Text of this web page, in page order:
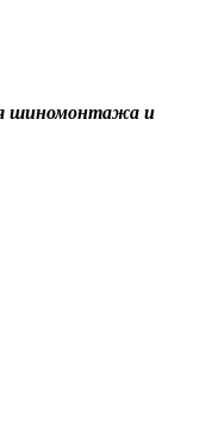
шиномонтажа и